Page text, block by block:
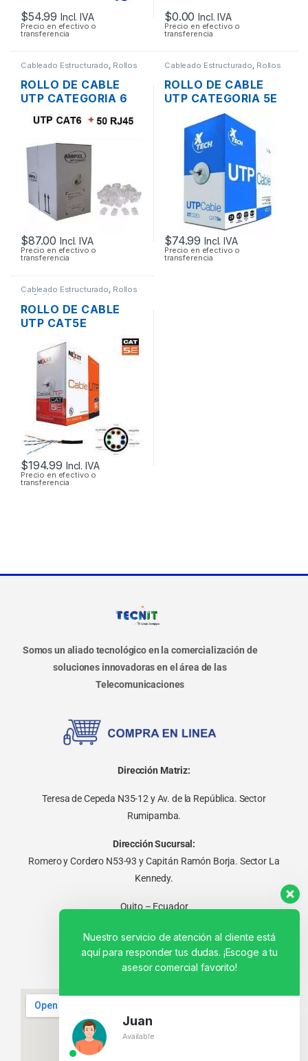
$54.99 Incl. IVA
Precio en efectivo o
transferencia
$0.00 Incl. IVA
Precio en efectivo o
transferencia
Cableado Estructurado Rollos
ROLLO DE CABLE
UTP CATEGORIA 6
DE 305 MTS. + 50
CONECTORES
$87.00 Incl. IVA
Precio en efectivo o
transferencia
Cableado Estructurado Rollos
ROLLO DE CABLE
UTP CATEGORIA 5E
XTECH XTC-220 305
MTS.
$74.99 Incl. IVA
Precio en efectivo o
transferencia
Cableado Estructurado, Rollos
de Cable
ROLLO DE CABLE
UTP CAT5E
NEXXT 305M CMX
$194.99 Incl. IVA
Precio en efectivo o
transferencia
Somos un aliado tecnológico en la comercialización de
soluciones innovadoras en el área de las
Telecomunicaciones
Dirección Matriz:
Teresa de Cepeda N35-12 y Av. de la República. Sector
Rumipamba.
Dirección Sucursal:
Romero y Cordero N53-93 y Capitán Ramón Borja. Sector La
Kennedy.
Quito – Ecuador
Nuestro servicio de atención al cliente está
aquí para responder tus dudas. ¡Escoge a tu
asesor comercial favorito!
Juan
Available